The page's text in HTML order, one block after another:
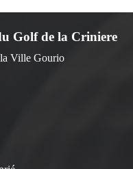
Golf de la Criniere
Ville Gourio